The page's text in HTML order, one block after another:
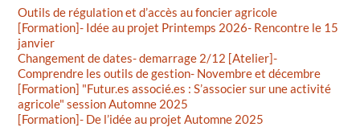
Outils de régulation et d’accès au foncier agricole
[Formation]- Idée au projet Printemps 2026- Rencontre le 15
janvier
Changement de dates- demarrage 2/12 [Atelier]-
Comprendre les outils de gestion- Novembre et décembre
[Formation] "Futur.es associé.es : S’associer sur une activité
agricole" session Automne 2025
[Formation]- De l’idée au projet Automne 2025